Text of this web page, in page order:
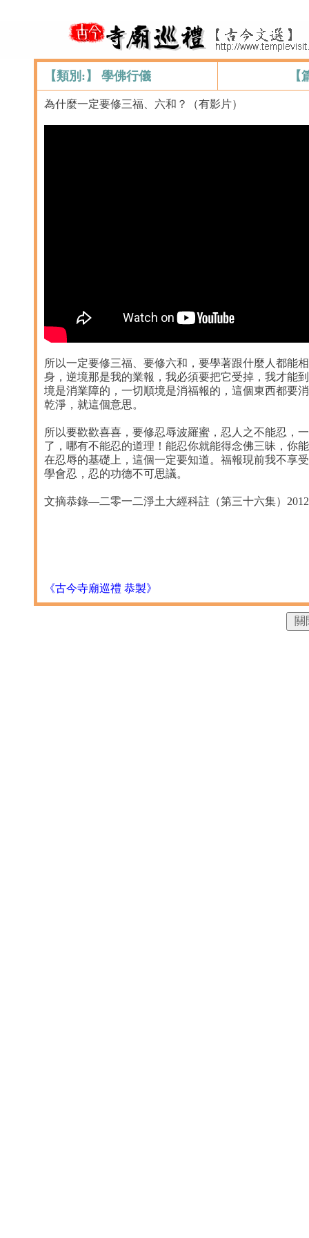
【類別:】 學佛行儀
為什麼一定要修三福、六和？（有影片）
所以一定要修三福、要修六和，要學著跟什麼人都能
身，逆境那是我的業報，我必須要把它受掉，我才能
境是消業障的，一切順境是消福報的，這個東西都要
乾淨，就這個意思。
所以要歡歡喜喜，要修忍辱波羅蜜，忍人之不能忍，
了，哪有不能忍的道理！能忍你就能得念佛三昧，你
在忍辱的基礎上，這個一定要知道。福報現前我不享
學會忍，忍的功德不可思議。
文摘恭錄—二零一二淨土大經科註（第三十六集）
《古今寺廟巡禮 恭製》